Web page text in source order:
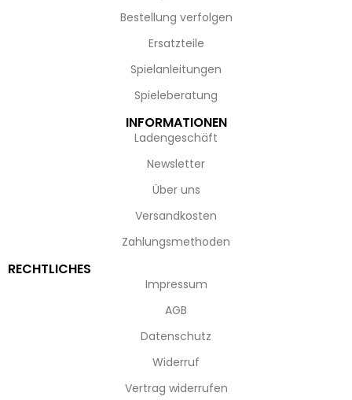
Bestellung verfolgen
Ersatzteile
Spielanleitungen
Spieleberatung
INFORMATIONEN
Ladengeschäft
Newsletter
Über uns
Versandkosten
Zahlungsmethoden
RECHTLICHES
Impressum
AGB
Datenschutz
Widerruf
Vertrag widerrufen